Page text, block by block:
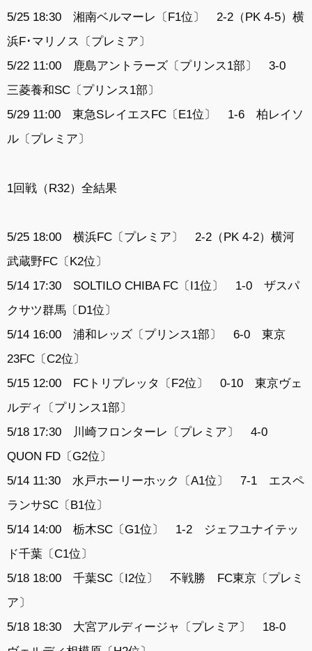
5/25 18:30 湘南ベルマーレ〔F1位〕 2-2（PK 4-5）横
浜F･マリノス〔プレミア〕
5/22 11:00 鹿島アントラーズ〔プリンス1部〕 3-0
三菱養和SC〔プリンス1部〕
5/29 11:00 東急SレイエスFC〔E1位〕 1-6 柏レイソ
ル〔プレミア〕
1回戦（R32）全結果
5/25 18:00 横浜FC〔プレミア〕 2-2（PK 4-2）横河
武蔵野FC〔K2位〕
5/14 17:30 SOLTILO CHIBA FC〔I1位〕 1-0 ザスパ
クサツ群馬〔D1位〕
5/14 16:00 浦和レッズ〔プリンス1部〕 6-0 東京
23FC〔C2位〕
5/15 12:00 FCトリプレッタ〔F2位〕 0-10 東京ヴェ
ルディ〔プリンス1部〕
5/18 17:30 川崎フロンターレ〔プレミア〕 4-0
QUON FD〔G2位〕
5/14 11:30 水戸ホーリーホック〔A1位〕 7-1 エスペ
ランサSC〔B1位〕
5/14 14:00 栃木SC〔G1位〕 1-2 ジェフユナイテッ
ド千葉〔C1位〕
5/18 18:00 千葉SC〔I2位〕 不戦勝 FC東京〔プレミ
ア〕
5/18 18:30 大宮アルディージャ〔プレミア〕 18-0